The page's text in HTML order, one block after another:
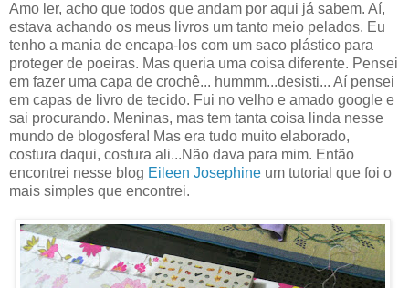
Amo ler, acho que todos que andam por aqui já sabem. Aí,
estava achando os meus livros um tanto meio pelados. Eu
tenho a mania de encapa-los com um saco plástico para
proteger de poeiras. Mas queria uma coisa diferente. Pensei
em fazer uma capa de crochê... hummm...desisti... Aí pensei
em capas de livro de tecido. Fui no velho e amado google e
sai procurando. Meninas, mas tem tanta coisa linda nesse
mundo de blogosfera! Mas era tudo muito elaborado,
costura daqui, costura ali...Não dava para mim. Então
encontrei nesse blog Eileen Josephine um tutorial que foi o
mais simples que encontrei.